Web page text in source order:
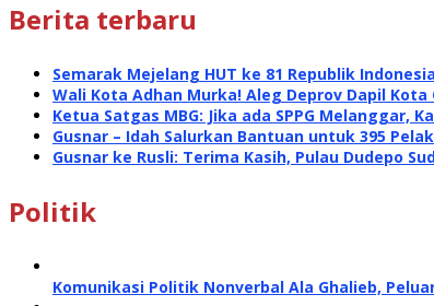
Berita terbaru
Semarak Mejelang HUT ke 81 Republik
Wali Kota Adhan Murka! Aleg Deprov Dapil
Ketua Satgas MBG: Jika ada SPPG Melanggar,
Gusnar – Idah Salurkan Bantuan untuk 395
Gusnar ke Rusli: Terima Kasih, Pulau Dudepo
Politik
Komunikasi Politik Nonverbal Ala Ghalieb,